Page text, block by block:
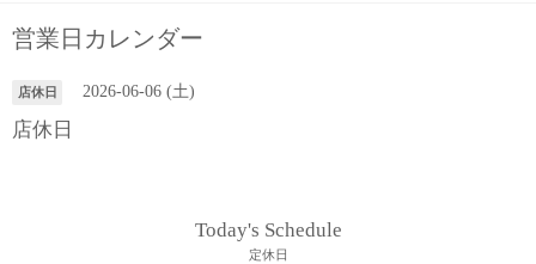
営業日カレンダー
店休日 2026-06-06 (土)
店休日
Today's Schedule
定休日